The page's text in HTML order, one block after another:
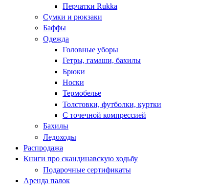
Перчатки Rukka
Сумки и рюкзаки
Баффы
Одежда
Головные уборы
Гетры, гамаши, бахилы
Брюки
Носки
Термобелье
Толстовки, футболки, куртки
С точечной компрессией
Бахилы
Ледоходы
Распродажа
Книги про скандинавскую ходьбу
Подарочные сертификаты
Аренда палок